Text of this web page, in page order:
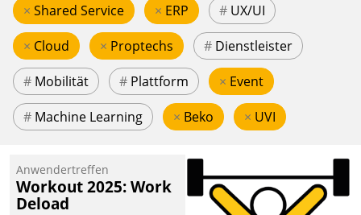
× Shared Service × ERP # UX/UI
× Cloud × Proptechs # Dienstleister
# Mobilität # Plattform × Event
# Machine Learning × Beko × UVI
Anwendertreffen
Workout 2025: Work
Deload